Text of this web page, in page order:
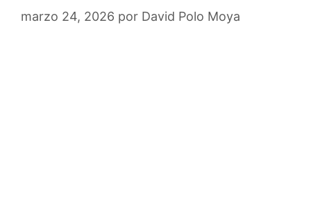
marzo 24, 2026 por David Polo Moya